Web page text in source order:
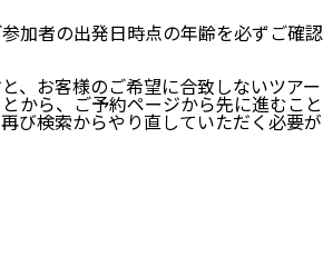
加者の出発日時点の年齢を必ずご確認
、お客様のご希望に合致しないツアー
から、ご予約ページから先に進むこと
び検索からやり直していただく必要が